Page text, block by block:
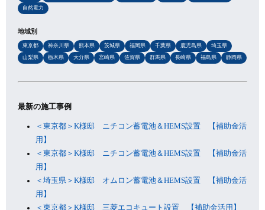
自然電力
地域別
東京都 神奈川県 熊本県 茨城県 福岡県 千葉県 鹿児島県
埼玉県
山梨県
栃木県 大分県 宮崎県 佐賀県 群馬県 長崎県 福島県 静岡県
最新の施工事例
＜東京都＞K様邸 ニチコン蓄電池＆HEMS設置 【補助金活
用】
＜東京都＞K様邸 ニチコン蓄電池＆HEMS設置 【補助金活
用】
＜埼玉県＞K様邸 オムロン蓄電池＆HEMS設置 【補助金活
用】
＜東京都＞K様邸 三菱エコキュート設置 【補助金活用】